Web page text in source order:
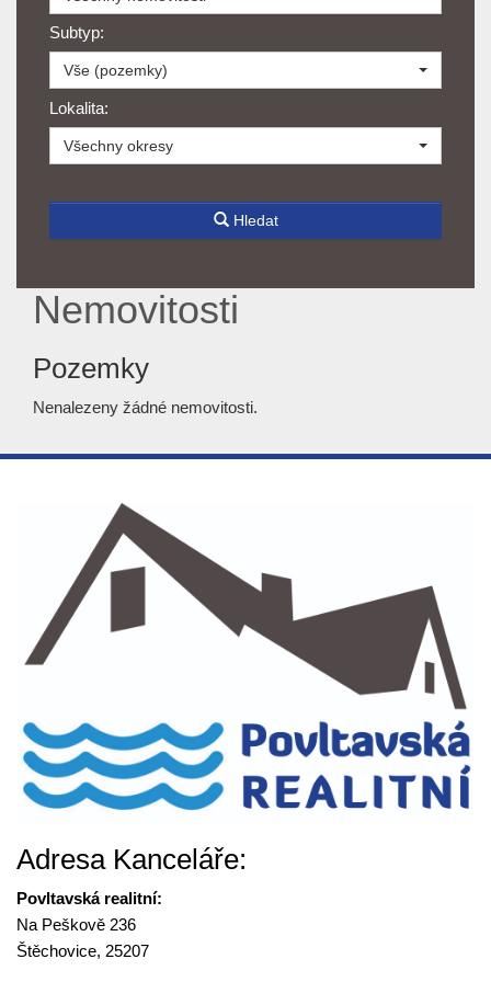
Subtyp:
Vše (pozemky)
Lokalita:
Všechny okresy
Hledat
Nemovitosti
Pozemky
Nenalezeny žádné nemovitosti.
Adresa Kanceláře:
Povltavská realitní:
Na Peškově 236
Štěchovice, 25207